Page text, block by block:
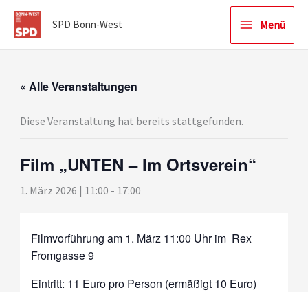
Zum
Inhalt
SPD Bonn-West Menü
« Alle Veranstaltungen
Diese Veranstaltung hat bereits stattgefunden.
Film „UNTEN – Im Ortsverein“
1. März 2026 | 11:00 - 17:00
Filmvorführung am 1. März 11:00 Uhr im Rex
Fromgasse 9
Eintritt: 11 Euro pro Person (ermäßigt 10 Euro)